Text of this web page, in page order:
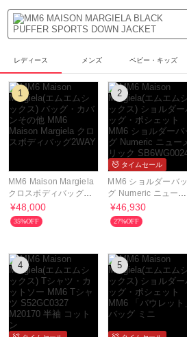
レディース メンズ ベビー・キッズ
1
MM6 Maison Margiela
クロスボディバッグ
2WAY
¥48,000
35%OFF
2
タイムセール
MM6 ショルダーバッ
グ Numeric ニューメ
リック SB6WG0024
P9062
¥46,930
27%OFF
4 5